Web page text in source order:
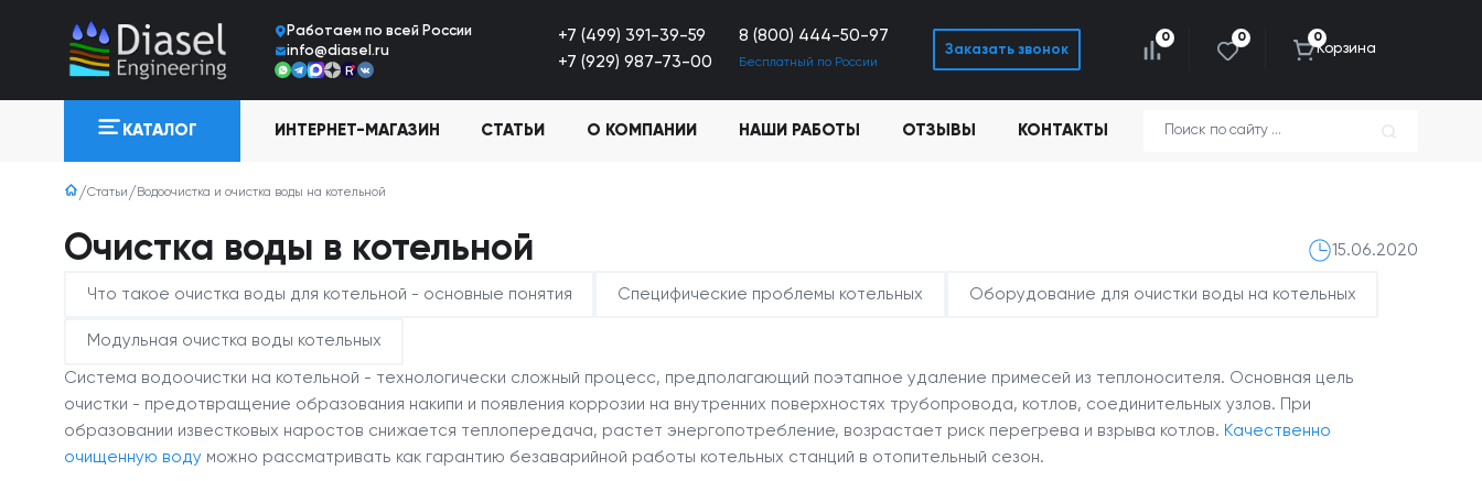
Работаем по всей Росcии
info@diasel.ru
+7 (499) 391-39-59
8 (800) 444-50-97
+7 (929) 987-73-00
Бесплатный по России
Заказать звонок
0 0
Корзина
0
КАТАЛОГ ИНТЕРНЕТ-МАГАЗИН СТАТЬИ О КОМПАНИИ НАШИ РАБОТЫ ОТЗЫВЫ КОНТАКТЫ
Статьи Водоочистка и очистка воды на котельной
Очистка воды в котельной 15.06.2020
Что такое очистка воды для котельной - основные понятия Специфические проблемы котельных Оборудование для очистки воды на котельных
Модульная очистка воды котельных
Система водоочистки на котельной - технологически сложный процесс, предполагающий поэтапное удаление примесей из теплоносителя. Основная цель
очистки - предотвращение образования накипи и появления коррозии на внутренних поверхностях трубопровода, котлов, соединительных узлов. При
образовании известковых наростов снижается теплопередача, растет энергопотребление, возрастает риск перегрева и взрыва котлов. Качественно
очищенную воду можно рассматривать как гарантию безаварийной работы котельных станций в отопительный сезон.